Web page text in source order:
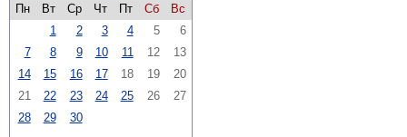
Пн
Вт Ср Чт Пт Сб
Вс
1
2 3 4 5
6
7
8 9 10 11 12
13
14
15 16 17 18 19
20
21
22 23 24 25 26
27
28
29 30